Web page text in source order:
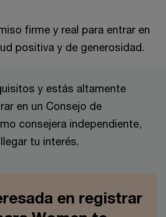
firme y real para entrar en
positiva y de generosidad.
y estás altamente
en un Consejo de
consejera independiente,
tu interés.
en registrar